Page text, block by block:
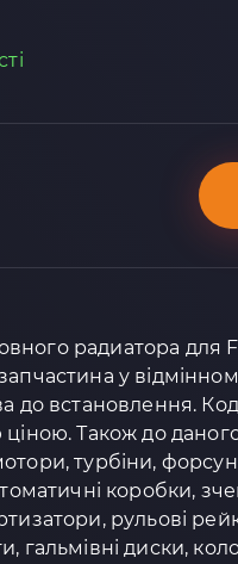
радиатора для
у
до встановлення. Код
Також до
турбіни,
коробки,
рульові
гальмівні диски,